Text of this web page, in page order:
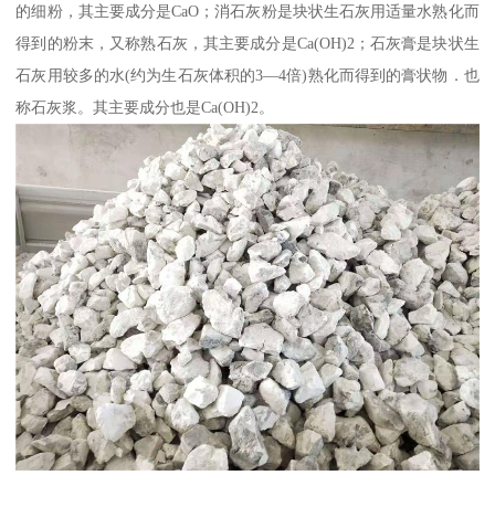
的细粉，其主要成分是CaO；消石灰粉是块状生石灰用适量水熟化而
得到的粉末，又称熟石灰，其主要成分是Ca(OH)2；石灰膏是块状生
石灰用较多的水(约为生石灰体积的3—4倍)熟化而得到的膏状物．也
称石灰浆。其主要成分也是Ca(OH)2。